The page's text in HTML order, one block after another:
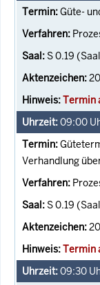
Güte-
S 0.19
Termin
09:00
Verhandlung
S 0.19
Termin
09:30